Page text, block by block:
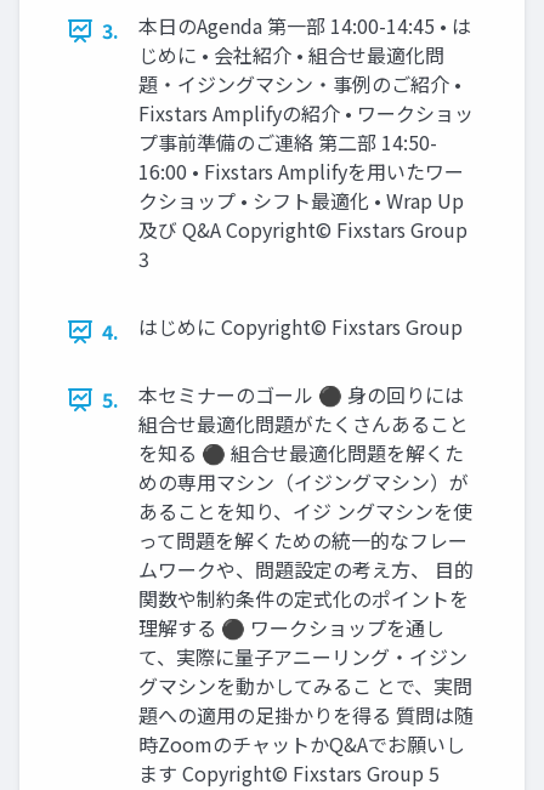
3.
本日のAgenda 第一部 14:00-14:45 • は
じめに • 会社紹介 • 組合せ最適化問
題・イジングマシン・事例のご紹介 •
Fixstars Amplifyの紹介 • ワークショッ
プ事前準備のご連絡 第二部 14:50-
16:00 • Fixstars Amplifyを用いたワー
クショップ • シフト最適化 • Wrap Up
及び Q&A Copyright© Fixstars Group
3
4. はじめに Copyright© Fixstars Group
5.
本セミナーのゴール ⚫ 身の回りには
組合せ最適化問題がたくさんあること
を知る ⚫ 組合せ最適化問題を解くた
めの専用マシン（イジングマシン）が
あることを知り、イジ ングマシンを使
って問題を解くための統一的なフレー
ムワークや、問題設定の考え方、 目的
関数や制約条件の定式化のポイントを
理解する ⚫ ワークショップを通し
て、実際に量子アニーリング・イジン
グマシンを動かしてみるこ とで、実問
題への適用の足掛かりを得る 質問は随
時ZoomのチャットかQ&Aでお願いし
ます Copyright© Fixstars Group 5